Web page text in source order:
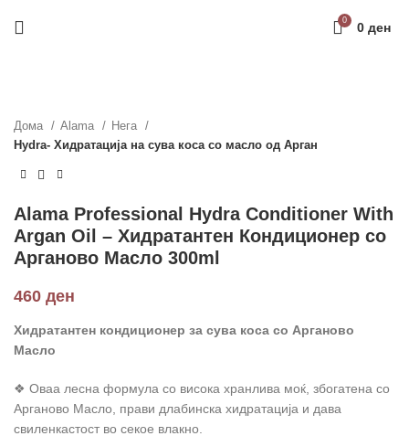
0 0 ден
Дома Alama
Нега
Hydra- Хидратација на сува коса со масло од Арган
Alama Professional Hydra Conditioner With
Argan Oil – Хидратантен Кондиционер со
Арганово Масло 300ml
460 ден
Хидратантен кондиционер за сува коса со Арганово
Масло
❖ Оваа лесна формула со висока хранлива моќ, збогатена со
Арганово Масло, прави длабинска хидратација и дава
свиленкастост во секое влакно.
Направи профил и добиј на меил код за 10%